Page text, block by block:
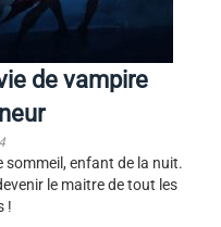
de vampire
sommeil, enfant de la nuit.
le maitre de tout les
!